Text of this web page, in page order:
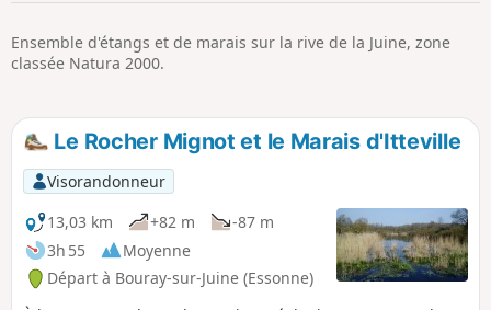
Ensemble d'étangs et de marais sur la rive de la Juine, zone
classée Natura 2000.
Le Rocher Mignot et le Marais d'Itteville
Visorandonneur
13,03 km
+82 m
-87 m
3h 55
Moyenne
Départ à Bouray-sur-Juine (Essonne)